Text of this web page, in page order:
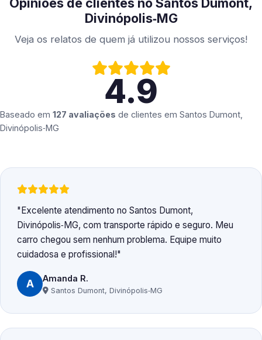
Divinópolis‑MG
Veja os relatos de quem já utilizou nossos serviços!
4.9
Baseado em 127 avaliações de clientes em Santos Dumont,
Divinópolis‑MG
Excelente atendimento no Santos Dumont,
Divinópolis‑MG, com transporte rápido e seguro. Meu
carro chegou sem nenhum problema. Equipe muito
cuidadosa e profissional!
A Amanda R.
Santos Dumont, Divinópolis‑MG